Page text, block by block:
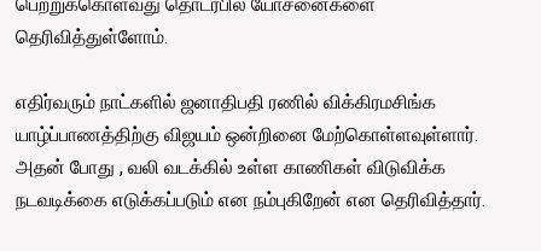
தெரிவித்துள்ளோம்.
எதிர்வரும் நாட்களில் ஜனாதிபதி ரணில் விக்கிரமசிங்க
யாழ்ப்பாணத்திற்கு விஜயம் ஒன்றினை மேற்கொள்ளவுள்ளார்.
அதன் போது , வலி வடக்கில் உள்ள காணிகள் விடுவிக்க
நடவடிக்கை எடுக்கப்படும் என நம்புகிறேன் என தெரிவித்தார்.